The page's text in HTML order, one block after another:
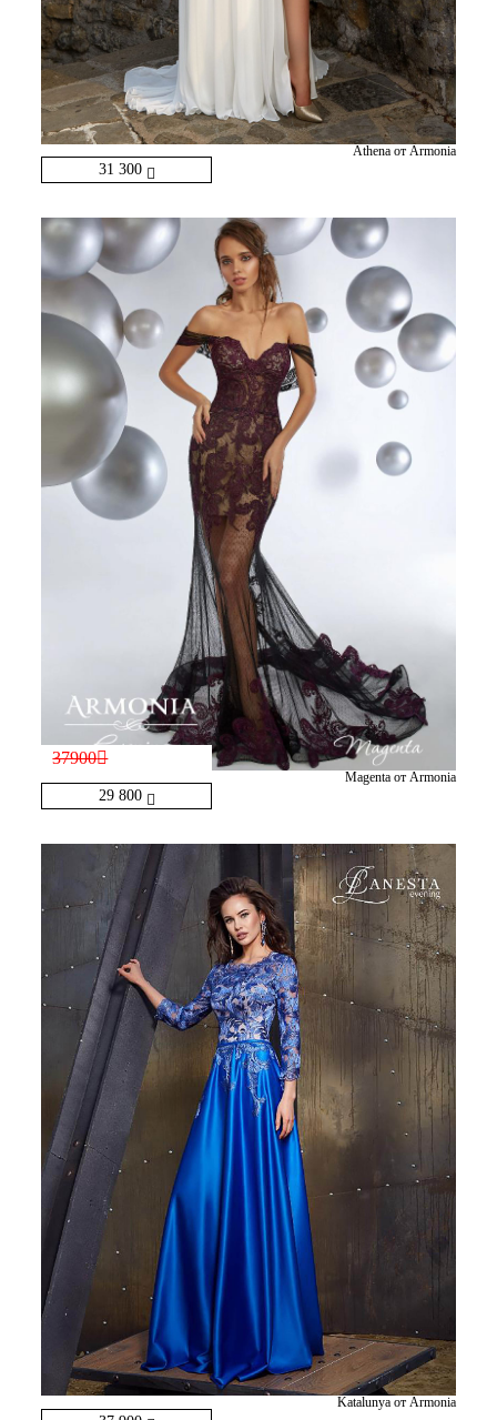
31 300
Athena от Armonia
29 800
37900
Magenta от Armonia
Katalunya от Armonia